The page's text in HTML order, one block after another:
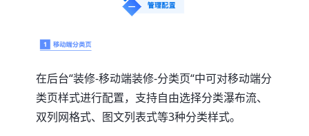
在后台“装修-移动端装修-分类页“中可对移动端分
类页样式进行配置，支持自由选择分类瀑布流、
双列网格式、图文列表式等3种分类样式。